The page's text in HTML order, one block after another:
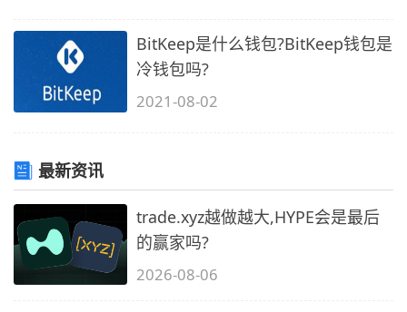
BitKeep是什么钱包?BitKeep钱包是
冷钱包吗?
2021-08-02
最新资讯
trade.xyz越做越大,HYPE会是最后
的赢家吗?
2026-08-06